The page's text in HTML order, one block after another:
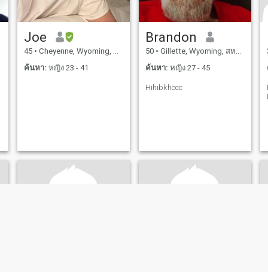
Joe
45 • Cheyenne, Wyoming, สหรัฐอเมริกา
ค้นหา: หญิง 23 - 41
Brandon
50 • Gillette, Wyoming, สหรัฐอเมริกา
ค้นหา: หญิง 27 - 45
Hihibkhccc